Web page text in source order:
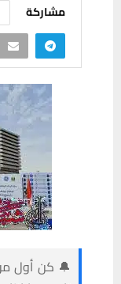
مشاركة
🔔 كن أول من